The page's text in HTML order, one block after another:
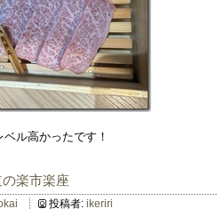
ル高かったです！
楽市楽座
投稿者: ikeriri